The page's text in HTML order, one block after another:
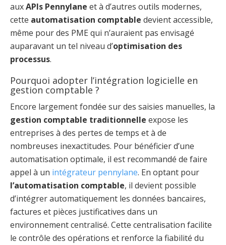
auxAPIs Pennylane et à d’autres outils modernes,
cette automatisation comptable devient accessible,
même pour des PME qui n’auraient pas envisagé
auparavant un tel niveau d’optimisation des
processus.
Pourquoi adopter l’intégration logicielle en
gestion comptable ?
Encore largement fondée sur des saisies manuelles, la
gestion comptable traditionnelle expose les
entreprises à des pertes de temps et à de
nombreuses inexactitudes. Pour bénéficier d’une
automatisation optimale, il est recommandé de faire
appel à un intégrateur pennylane. En optant pour
l’automatisation comptable, il devient possible
d’intégrer automatiquement les données bancaires,
factures et pièces justificatives dans un
environnement centralisé. Cette centralisation facilite
le contrôle des opérations et renforce la fiabilité du